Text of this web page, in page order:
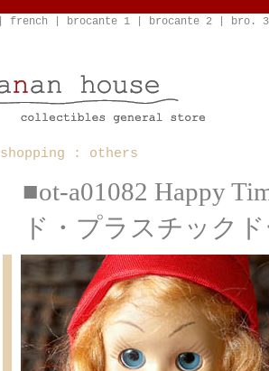
french brocante 1 brocante 2 bro. 3
shopping : others
■ot-a01082 Happy
ド・プラスチック